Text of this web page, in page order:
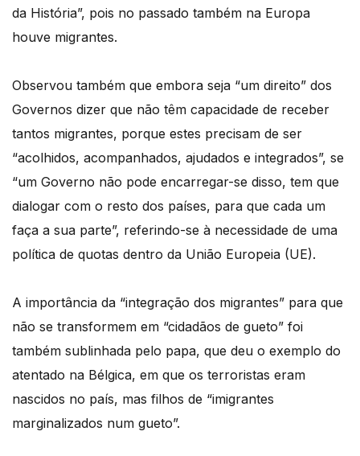
da História”, pois no passado também na Europa
houve migrantes.
Observou também que embora seja “um direito” dos
Governos dizer que não têm capacidade de receber
tantos migrantes, porque estes precisam de ser
“acolhidos, acompanhados, ajudados e integrados”, se
“um Governo não pode encarregar-se disso, tem que
dialogar com o resto dos países, para que cada um
faça a sua parte”, referindo-se à necessidade de uma
política de quotas dentro da União Europeia (UE).
A importância da “integração dos migrantes” para que
não se transformem em “cidadãos de gueto” foi
também sublinhada pelo papa, que deu o exemplo do
atentado na Bélgica, em que os terroristas eram
nascidos no país, mas filhos de “imigrantes
marginalizados num gueto”.